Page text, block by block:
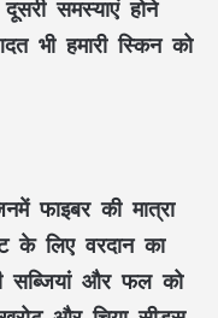
भी हमारी स्किन को
फाइबर की मात्रा
के लिए वरदान का
सब्जियां और फल को